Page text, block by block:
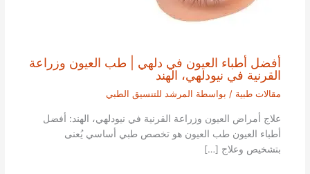
أفضل أطباء العيون في دلهي | طب العيون وزراعة
القرنية في نيودلهي، الهند
مقالات طبية / بواسطة المرشد للتنسيق الطبي
علاج أمراض العيون وزراعة القرنية في نيودلهي، الهند: أفضل
أطباء العيون طب العيون هو تخصص طبي أساسي يُعنى
بتشخيص وعلاج […]